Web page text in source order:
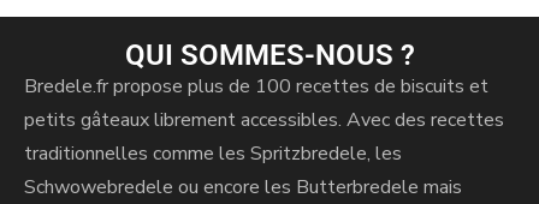
t
v
:
QUI SOMMES-NOUS ?
Bredele.fr propose plus de 100 recettes de biscuits et
petits gâteaux librement accessibles. Avec des recettes
traditionnelles comme les Spritzbredele, les
Schwowebredele ou encore les Butterbredele mais